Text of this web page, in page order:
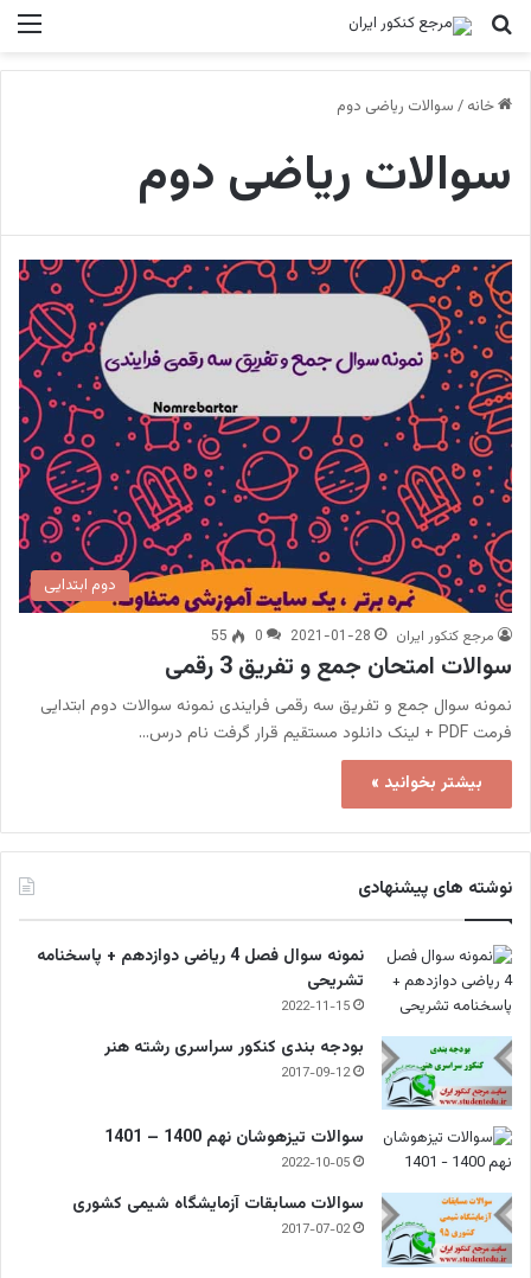
جستجو برای
خانه / سوالات ریاضی دوم
سوالات ریاضی دوم
دوم ابتدایی
مرجع کنکور ایران 2021-01-28
0
55
سوالات امتحان جمع و تفریق 3 رقمی
نمونه سوال جمع و تفریق سه رقمی فرایندی نمونه سوالات دوم ابتدایی
فرمت PDF + لینک دانلود مستقیم قرار گرفت نام درس…
بیشتر بخوانید »
نوشته های پیشنهادی
نمونه سوال فصل 4 ریاضی دوازدهم + پاسخنامه
تشریحی
2022-11-15
بودجه بندی کنکور سراسری رشته هنر
2017-09-12
سوالات تیزهوشان نهم 1400 – 1401
2022-10-05
سوالات مسابقات آزمایشگاه شیمی کشوری
2017-07-02